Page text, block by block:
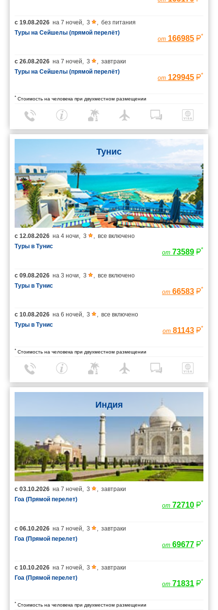
с 19.08.2026 на 7 ночей 3
без питания
Туры на Сейшелы (прямой перелёт)
от 166985 *
с 26.08.2026 на 7 ночей 3
завтраки
Туры на Сейшелы (прямой перелёт)
от 129945 *
* Стоимость на человека при двухместном размещении
Тунис
с 12.08.2026 на 4 ночи, 3 , все включено
Туры в Тунис
от 73589 *
с 09.08.2026 на 3 ночи, 3 , все включено
Туры в Тунис
от 66583 *
с 10.08.2026 на 6 ночей, 3 , все включено
Туры в Тунис
от 81143 *
* Стоимость на человека при двухместном размещении
Индия
с 03.10.2026 на 7 ночей, 3 , завтраки
Гоа (Прямой перелет)
от 72710 *
с 06.10.2026 на 7 ночей, 3 , завтраки
Гоа (Прямой перелет)
от 69677 *
с 10.10.2026 на 7 ночей, 3 , завтраки
Гоа (Прямой перелет)
от 71831 *
* Стоимость на человека при двухместном размещении